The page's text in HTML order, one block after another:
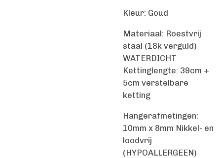
Kleur: Goud
Materiaal: Roestvrij
staal (18k verguld)
WATERDICHT
Kettinglengte: 39cm +
5cm verstelbare
ketting
Hangerafmetingen:
10mm x 8mm Nikkel- en
loodvrij
(HYPOALLERGEEN)